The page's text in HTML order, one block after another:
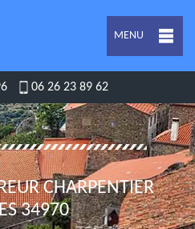
MENU
06 26 23 89 62
CHARPENTIER
34970